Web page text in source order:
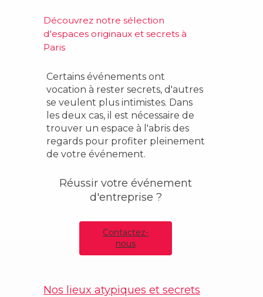
Découvrez notre sélection
d'espaces originaux et secrets à
Paris
Certains événements ont
vocation à rester secrets, d'autres
se veulent plus intimistes. Dans
les deux cas, il est nécessaire de
trouver un espace à l'abris des
regards pour profiter pleinement
de votre événement.
Réussir votre événement
d'entreprise ?
Contactez-
nous
Nos lieux atypiques et secrets